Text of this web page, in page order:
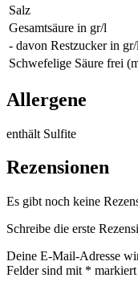
Salz
Gesamtsäure in gr/l
- davon Restzucker in gr/l
Schwefelige Säure frei
Allergene
enthält Sulfite
Rezensionen
Es gibt noch keine
Schreibe die erste
Deine E-Mail-Adresse
Felder sind mit * markiert